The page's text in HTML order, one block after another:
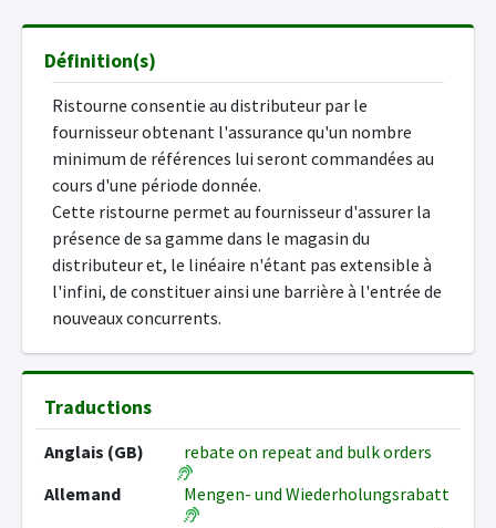
Définition(s)
Ristourne consentie au distributeur par le
fournisseur obtenant l'assurance qu'un nombre
minimum de références lui seront commandées au
cours d'une période donnée.
Cette ristourne permet au fournisseur d'assurer la
présence de sa gamme dans le magasin du
distributeur et, le linéaire n'étant pas extensible à
l'infini, de constituer ainsi une barrière à l'entrée de
nouveaux concurrents.
Traductions
Anglais (GB)
rebate on repeat and bulk orders
Allemand
Mengen- und Wiederholungsrabatt